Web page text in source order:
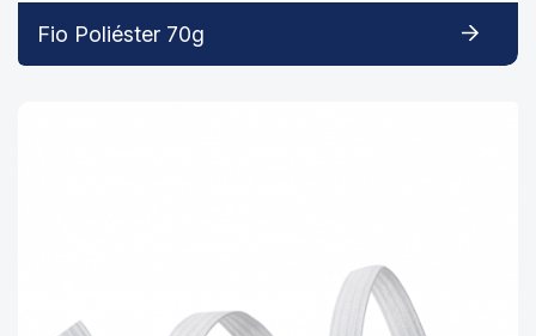
Fio Poliéster 70g